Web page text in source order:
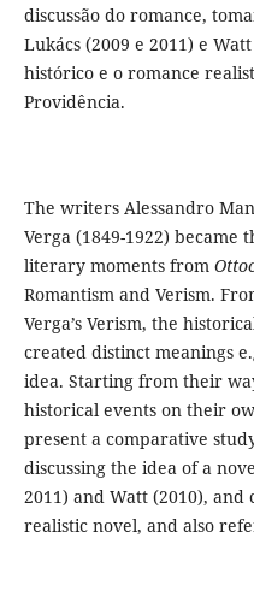
discussão do romance,
Lukács (2009 e 2011) e
histórico e o romance
Providência.
The writers Alessandro
Verga (1849-1922)
literary moments from
Romantism and Verism.
Verga’s Verism, the
created distinct meanings
idea. Starting from their
historical events on their
present a comparative
discussing the idea of a
2011) and Watt (2010),
realistic novel, and also